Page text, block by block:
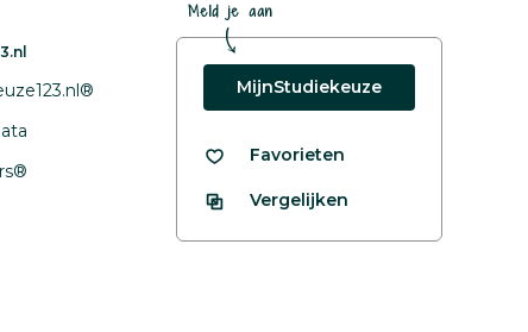
Meld je aan
MijnStudiekeuze
Favorieten
Vergelijken